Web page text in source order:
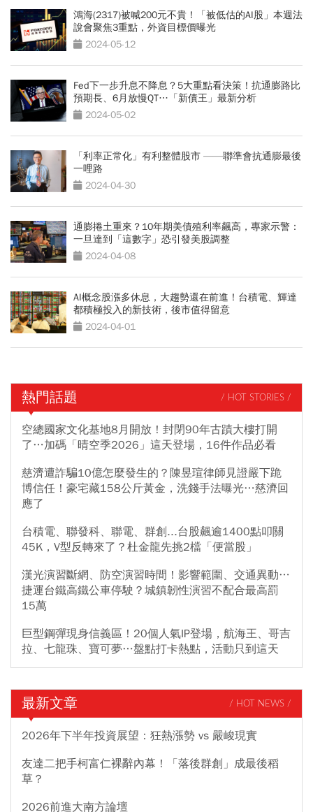
鴻海(2317)被喊200元不貴！「被低估的AI股」本週法
說會聚焦3重點，外資目標價曝光
2024-05-12
Fed下一步升息不降息？5大重點看決策！抗通膨路比
預期長、6月放慢QT…「新債王」最新分析
2024-05-02
「利率正常化」有利整體股市 ——聯準會抗通膨最後
一哩路
2024-04-30
通膨捲土重來？10年期美債殖利率飆高，專家示警：
一旦達到「這數字」恐引發美股調整
2024-04-08
AI概念股漲多休息，大趨勢還在前進！台積電、輝達
都積極投入的新技術，後市值得留意
2024-04-01
熱門話題 / HOT STORIES /
空總國家文化基地8月開放！封閉90年古蹟大樓打開
了…加碼「晴空季2026」這天登場，16件作品必看
慈濟遭詐騙10億怎麼發生的？陳昱瑄律師見證嚴下跪
博信任！豪宅藏158公斤黃金，洗錢手法曝光…慈濟回
應了
台積電、聯發科、聯電、群創...台股飆逾1400點叩關
45K，V型反轉來了？杜金龍先挑2檔「便當股」
漢光演習斷網、防空演習時間！影響範圍、交通異動…
捷運台鐵高鐵公車停駛？城鎮韌性演習不配合最高罰
15萬
巨型鋼彈現身信義區！20個人氣IP登場，航海王、哥吉
拉、七龍珠、寶可夢…盤點打卡熱點，活動只到這天
最新文章 / HOT NEWS /
2026年下半年投資展望：狂熱漲勢 vs 嚴峻現實
友達二把手柯富仁裸辭內幕！「落後群創」成最後稻
草？
2026前進大南方論壇